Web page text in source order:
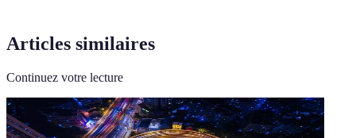
Articles similaires
Continuez votre lecture